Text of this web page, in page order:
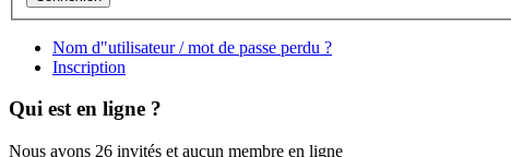
Nom d"utilisateur / mot de passe perdu ?
Inscription
Qui est en ligne ?
Nous avons 26 invités et aucun membre en ligne